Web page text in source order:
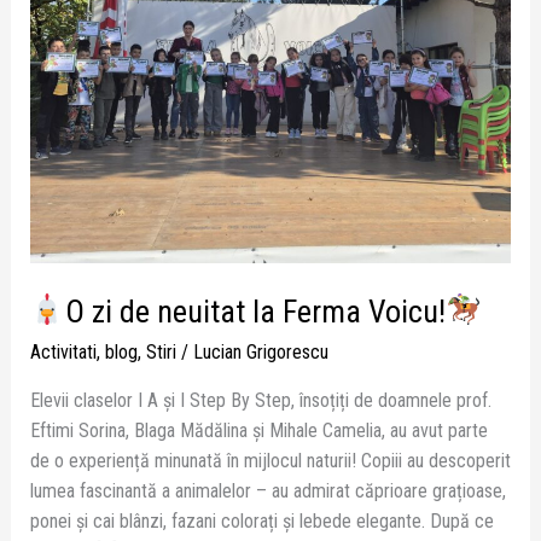
O zi de neuitat la Ferma Voicu!
Activitati, blog, Stiri/ Lucian Grigorescu
Elevii claselor I A și I Step By Step, însoțiți de doamnele prof.
Eftimi Sorina, Blaga Mădălina și Mihale Camelia, au avut parte
de o experiență minunată în mijlocul naturii! Copiii au descoperit
lumea fascinantă a animalelor – au admirat căprioare grațioase,
ponei și cai blânzi, fazani colorați și lebede elegante. După ce
Voicu!